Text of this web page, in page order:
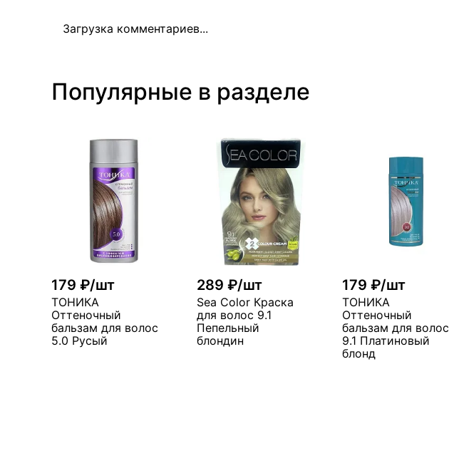
Загрузка комментариев...
Популярные в разделе
179 ₽/шт
ТОНИКА
Оттеночный
бальзам для волос
5.0 Русый
289 ₽/шт
Sea Color Краска
для волос 9.1
Пепельный
блондин
179 ₽/шт
ТОНИКА
Оттеночный
бальзам для волос
9.1 Платиновый
блонд